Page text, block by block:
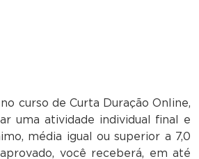
curso de Curta Duração Online,
uma atividade individual final e
média igual ou superior a 7,0
você receberá, em até